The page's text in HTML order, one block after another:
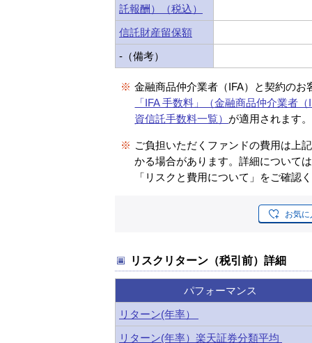
託報酬）（税込）
信託財産留保額
-（備考）
※ 金融商品仲介業者（IFA）と契約のお
「IFA 手数料」（金融商品仲介業者
資信託手数料一覧） が適用されます。
※ ご負担いただくファンドの費用は上
かる場合があります。詳細について
「リスクと費用について」をご確認
お気
リスクリターン（税引前）詳細
パフォーマンス
リターン(年率）
リターン(年率）楽天証券分類平均